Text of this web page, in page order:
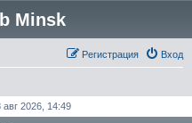
Minsk
Вход
Регистрация
2026, 14:49